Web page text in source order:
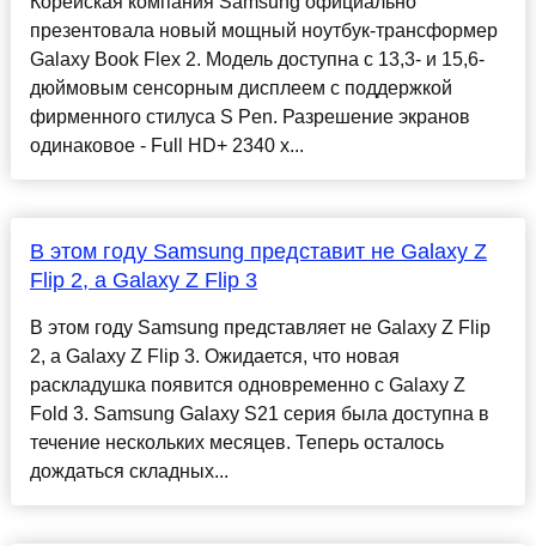
презентовала новый мощный ноутбук-трансформер
Galaxy Book Flex 2. Модель доступна с 13,3- и 15,6-
дюймовым сенсорным дисплеем с поддержкой
фирменного стилуса S Pen. Разрешение экранов
одинаковое - Full HD+ 2340 x...
В этом году Samsung представит не Galaxy Z
Flip 2, а Galaxy Z Flip 3
В этом году Samsung представляет не Galaxy Z Flip
2, а Galaxy Z Flip 3. Ожидается, что новая
раскладушка появится одновременно с Galaxy Z
Fold 3. Samsung Galaxy S21 серия была доступна в
течение нескольких месяцев. Теперь осталось
дождаться складных...